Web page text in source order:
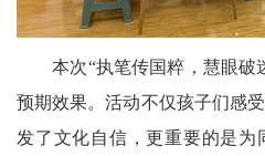
天
府
本次“执笔传国粹，慧眼破
预期效果。活动不仅孩子们感
发了文化自信，更重要的是为